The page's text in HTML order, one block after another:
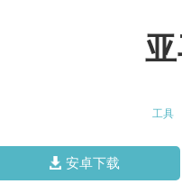
工具
安卓下载